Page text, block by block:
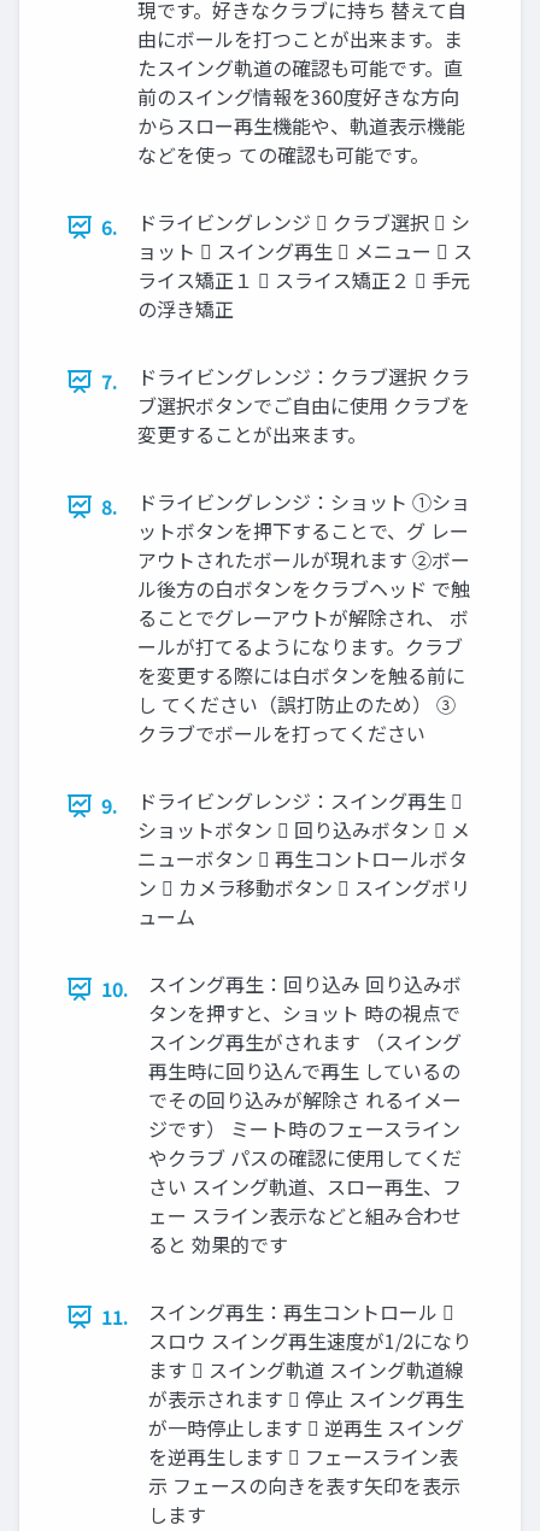
現です。好きなクラブに持ち 替えて自
由にボールを打つことが出来ます。ま
たスイング軌道の確認も可能です。直
前のスイング情報を360度好きな方向
からスロー再生機能や、軌道表示機能
などを使っ ての確認も可能です。
6.
ドライビングレンジ  クラブ選択  シ
ョット  スイング再生  メニュー  ス
ライス矯正１  スライス矯正２  手元
の浮き矯正
7.
ドライビングレンジ：クラブ選択 クラ
ブ選択ボタンでご自由に使用 クラブを
変更することが出来ます。
8.
ドライビングレンジ：ショット ①ショ
ットボタンを押下することで、グ レー
アウトされたボールが現れます ②ボー
ル後方の白ボタンをクラブヘッド で触
ることでグレーアウトが解除され、 ボ
ールが打てるようになります。クラブ
を変更する際には白ボタンを触る前に
し てください（誤打防止のため） ③
クラブでボールを打ってください
9.
ドライビングレンジ：スイング再生 
ショットボタン  回り込みボタン  メ
ニューボタン  再生コントロールボタ
ン  カメラ移動ボタン  スイングボリ
ューム
10.
スイング再生：回り込み 回り込みボ
タンを押すと、ショット 時の視点で
スイング再生がされます （スイング
再生時に回り込んで再生 しているの
でその回り込みが解除さ れるイメー
ジです） ミート時のフェースライン
やクラブ パスの確認に使用してくだ
さい スイング軌道、スロー再生、フ
ェー スライン表示などと組み合わせ
ると 効果的です
11.
スイング再生：再生コントロール 
スロウ スイング再生速度が1/2になり
ます  スイング軌道 スイング軌道線
が表示されます  停止 スイング再生
が一時停止します  逆再生 スイング
を逆再生します  フェースライン表
示 フェースの向きを表す矢印を表示
します